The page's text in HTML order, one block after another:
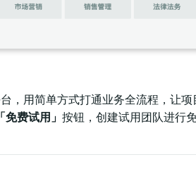
，用简单方式打通业务全流程，让
「免费试用」 按钮，创建试用团队进行免